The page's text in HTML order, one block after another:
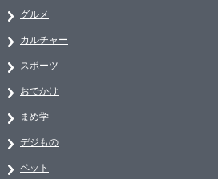
グルメ
カルチャー
スポーツ
おでかけ
まめ学
デジもの
ペット